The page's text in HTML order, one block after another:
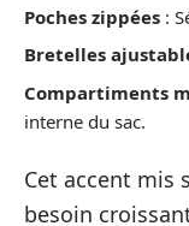
Poches zippées :
Bretelles
Compartiments
interne du sac.
Cet accent mis
besoin